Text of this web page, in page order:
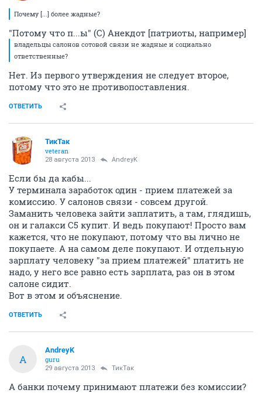
Почему [...] более жадные?
"Потому что п...ы" (С) Анекдот [патриоты, например]
владельцы салонов сотовой связи не жадные и социально
ответственные?
Нет. Из первого утверждения не следует второе,
потому что это не противопоставления.
ОТВЕТИТЬ
ТикТак
veteran
28 августа 2013 AndreyK
Если бы да кабы...
У терминала заработок один - прием платежей за
комиссию. У салонов связи - совсем другой.
Заманить человека зайти заплатить, а там, глядишь,
он и галакси С5 купит. И ведь покупают! Просто вам
кажется, что не покупают, потому что вы лично не
покупаете. А на самом деле покупают. И отдельную
зарплату человеку "за прием платежей" платить не
надо, у него все равно есть зарплата, раз он в этом
салоне сидит.
Вот в этом и объяснение.
ОТВЕТИТЬ
A
AndreyK
guru
29 августа 2013 ТикТак
А банки почему принимают платежи без комиссии?